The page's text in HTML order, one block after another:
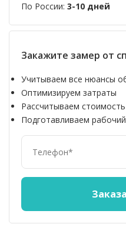
По России: 3-10 дней
Закажите замер от
Учитываем все нюансы
Оптимизируем затраты
Рассчитываем
Подготавливаем